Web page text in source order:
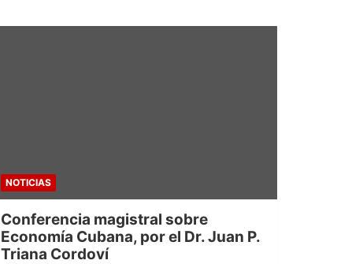
NOTICIAS
Conferencia magistral sobre
Economía Cubana, por el Dr. Juan P.
Triana Cordoví